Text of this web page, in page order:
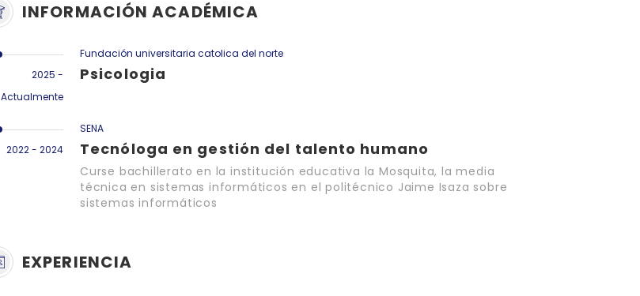
INFORMACIÓN ACADÉMICA
2025 -
Actualmente
Fundación universitaria catolica del norte
Psicologia
2022 - 2024
SENA
Tecnóloga en gestión del talento humano
Curse bachillerato en la institución educativa la Mosquita, la media
técnica en sistemas informáticos en el politécnico Jaime Isaza sobre
sistemas informáticos
EXPERIENCIA